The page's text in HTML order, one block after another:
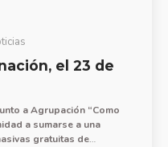
el 23 de
a Agrupación “Como
a sumarse a una
gratuitas de